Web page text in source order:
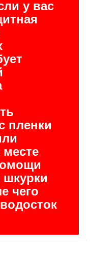
у вас
пленки
месте
шкурки
чего